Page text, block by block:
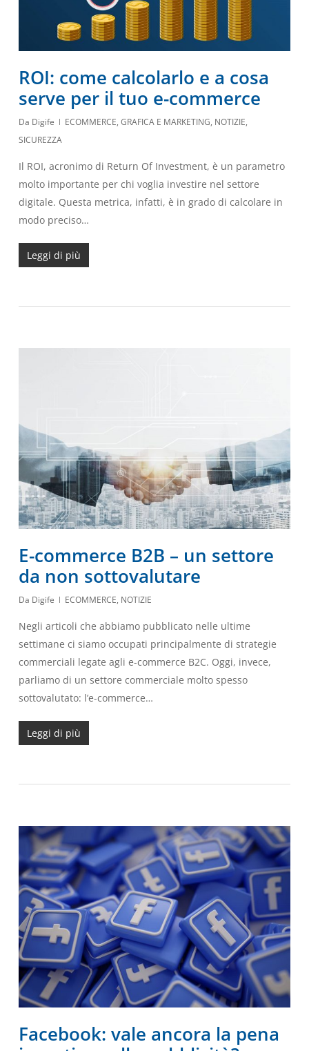
ROI: come calcolarlo e a cosa
serve per il tuo e-commerce
Da Digife ECOMMERCE, GRAFICA E MARKETING, NOTIZIE,
SICUREZZA
Il ROI, acronimo di Return Of Investment, è un parametro
molto importante per chi voglia investire nel settore
digitale. Questa metrica, infatti, è in grado di calcolare in
modo preciso…
Leggi di più
E-commerce B2B – un settore
da non sottovalutare
Da Digife ECOMMERCE, NOTIZIE
Negli articoli che abbiamo pubblicato nelle ultime
settimane ci siamo occupati principalmente di strategie
commerciali legate agli e-commerce B2C. Oggi, invece,
parliamo di un settore commerciale molto spesso
sottovalutato: l’e-commerce…
Leggi di più
Facebook: vale ancora la pena